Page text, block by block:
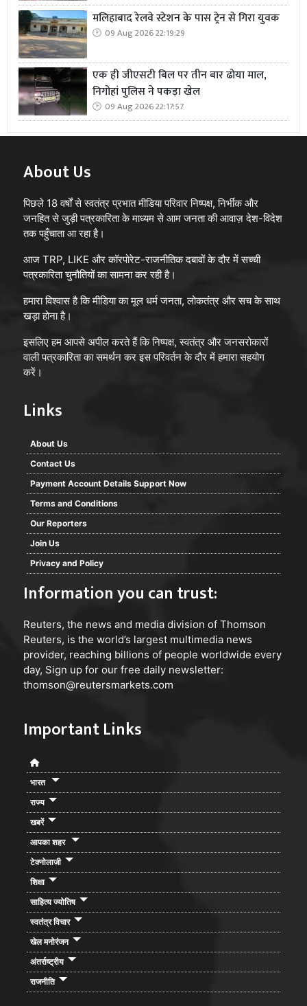
मलिहाबाद रेलवे स्टेशन के पास ट्रेन से गिरा युवक
09 Aug 2026 22:19:29
एक ही जीएसटी बिल पर तीन बार ढोया माल,
निगोहां पुलिस ने पकड़ा खेल
09 Aug 2026 22:17:57
About Us
पिछले 18 वर्षों से स्वतंत्र प्रभात मीडिया परिवार निष्पक्ष, निर्भीक और
जनहित से जुड़ी पत्रकारिता के माध्यम से आम जनता की आवाज़ देश-विदेश
तक पहुँचाता आ रहा है।
आज TRP, LIKE और कॉरपोरेट-राजनीतिक दबावों के दौर में सच्ची
पत्रकारिता चुनौतियों का सामना कर रही है।
हमारा विश्वास है कि मीडिया का मूल धर्म जनता, लोकतंत्र और सच के साथ
खड़ा होना है।
इसलिए हम आपसे अपील करते हैं कि निष्पक्ष, स्वतंत्र और जनसरोकारों
वाली पत्रकारिता का समर्थन कर इस परिवर्तन के दौर में हमारा सहयोग
करें।
Links
About Us
Contact Us
Payment Account Details Support Now
Terms and Conditions
Our Reporters
Join Us
Privacy and Policy
Information you can trust:
Reuters, the news and media division of Thomson
Reuters, is the world’s largest multimedia news
provider, reaching billions of people worldwide every
day, Sign up for our free daily newsletter:
thomson@reutersmarkets.com
Important Links
भारत
राज्य
खबरें
आपका शहर
टेक्नोलाजी
शिक्षा
साहित्य ज्योतिष
स्वतंत्र विचार
खेल मनोरंजन
अंतर्राष्ट्रीय
राजनीति